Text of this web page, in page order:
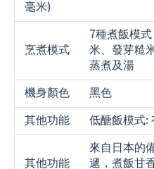
毫米)
烹煮模式
7種煮飯模
米、發芽糙
蒸煮及湯
機身顏色
黑色
其他功能
低醣飯模式:
其他功能
來自日本的
遞，煮飯甘